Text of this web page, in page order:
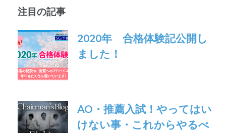
注目の記事
2020年 合格体験記公開し
ました！
AO・推薦入試！やってはい
けない事・これからやるべ